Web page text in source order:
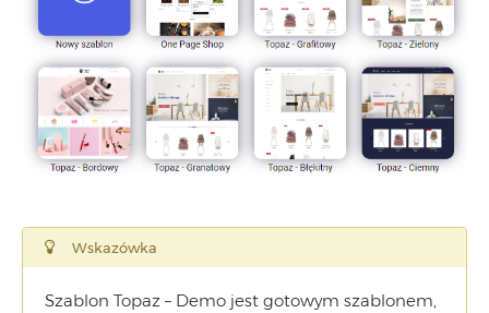
Wskazówka
Szablon Topaz – Demo jest gotowym szablonem,